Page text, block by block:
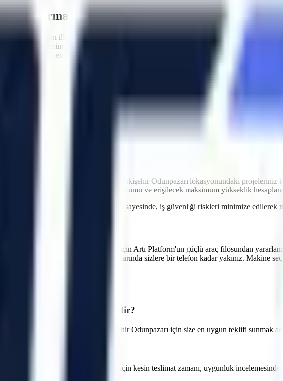
Uygun Filo
önüne geçmenin ilk kuralı, kullanılan ekipmanların standartlara uygun olmasıdır.
Makinelerimizin tamamı
tarafından periyodik
operatörün güvenliğini en üst düzeyde tutacak aşırı yük sensörleri, eğim alarmları ve
yönetimidir. Artı Platform olarak kendi çekicilerimiz ve özel nakliye filomuzla
, saatler içinde makinenin projenizde hazır olmasını sağlayarak olası maliyet
kontrolü
işlemleri
tahsisi imkanı
Seçeneği
de ekstra maliyetlere neden olabilir. Eskişehir Odunpazarı lokasyonundaki projeleriniz
kapı ve koridor genişlikleri, eğim durumu ve erişilecek maksimum yükseklik
verilen teknik oryantasyon sayesinde, iş güvenliği riskleri minimize edilerek
düşürürken verimliliğinizi artırmak için Artı Platform'un güçlü araç filosundan
ve sanayi tipi üretim hatlarının bakımlarında sizlere bir telefon kadar yakınız. Makine
Sorular
kiralama fiyatları nedir?
süresine göre değişmektedir. Eskişehir Odunpazarı için size en uygun teklifi sunmak
kontrol edilir. Eskişehir Odunpazarı için kesin teslimat zamanı, uygunluk